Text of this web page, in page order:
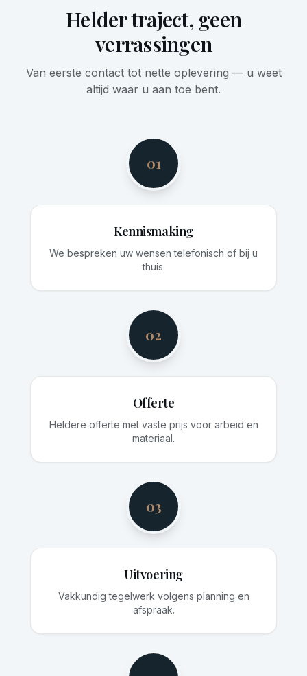
Helder traject, geen
verrassingen
Van eerste contact tot nette oplevering — u weet
altijd waar u aan toe bent.
01
Kennismaking
We bespreken uw wensen telefonisch of bij u
thuis.
02
Offerte
Heldere offerte met vaste prijs voor arbeid en
materiaal.
03
Uitvoering
Vakkundig tegelwerk volgens planning en
afspraak.